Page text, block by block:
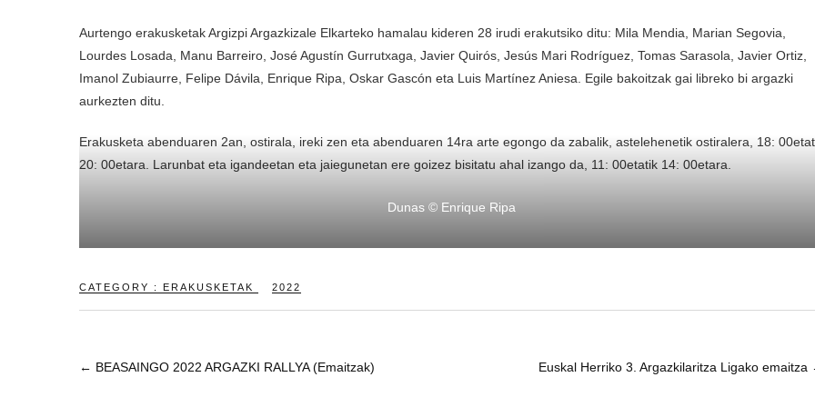
Aurtengo erakusketak Argizpi Argazkizale Elkarteko hamalau kideren 28 irudi erakutsiko ditu: Mila Mendia, Marian Segovia,
Lourdes Losada, Manu Barreiro, José Agustín Gurrutxaga, Javier Quirós, Jesús Mari Rodríguez, Tomas Sarasola, Javier Ortiz,
Imanol Zubiaurre, Felipe Dávila, Enrique Ripa, Oskar Gascón eta Luis Martínez Aniesa. Egile bakoitzak gai libreko bi argazki
aurkezten ditu.
Erakusketa abenduaren 2an, ostirala, ireki zen eta abenduaren 14ra arte egongo da zabalik, astelehenetik ostiralera, 18:
20: 00etara. Larunbat eta igandeetan eta jaiegunetan ere goizez bisitatu ahal izango da, 11: 00etatik 14: 00etara.
Dunas © Enrique Ripa
CATEGORY : ERAKUSKETAK 2022
← BEASAINGO 2022 ARGAZKI RALLYA (Emaitzak) Euskal Herriko 3. Argazkilaritza Ligako emaitza